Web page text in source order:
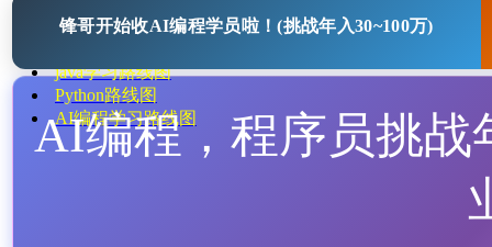
Java开源项目
java学习路线图
Python路线图
AI编程学习路线图
锋哥开始收AI编程学员啦！(挑战年入30~100万)
AI编程，程序员挑战